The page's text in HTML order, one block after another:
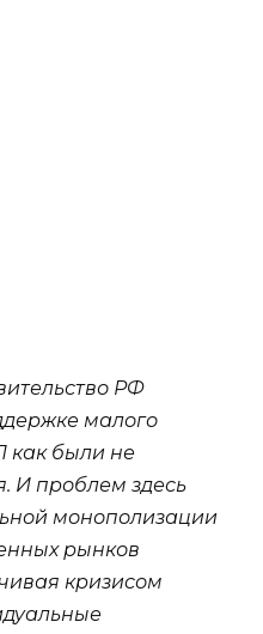
РФ
малого
как были не
И проблем здесь
монополизации
рынков
кризисом